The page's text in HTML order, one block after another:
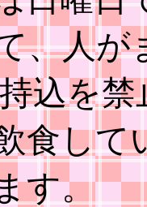
、人が
込を
食して
す。